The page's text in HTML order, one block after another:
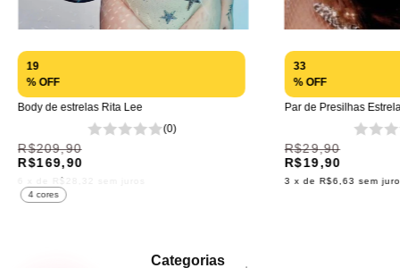
19
% OFF
4 cores
Body de estrelas Rita Lee
(0)
R$209,90
R$169,90
R$28,32
33
% OFF
Par de Presilhas
R$29,90
R$19,90
3 x de R$6,63 sem
Categorias